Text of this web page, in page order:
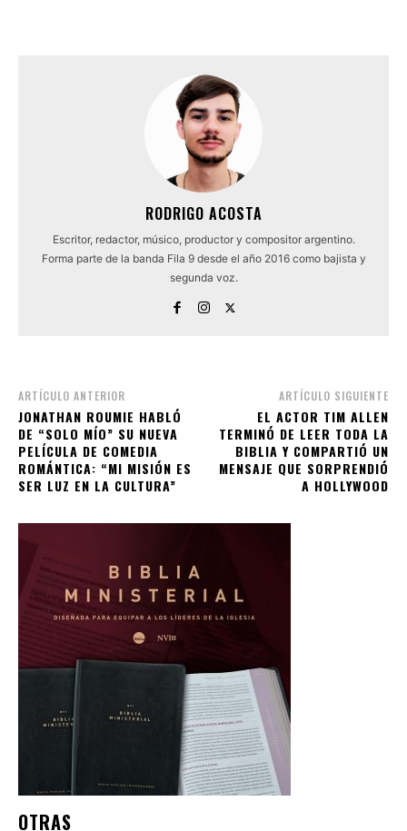
RODRIGO ACOSTA
Escritor, redactor, músico, productor y compositor argentino.
Forma parte de la banda Fila 9 desde el año 2016 como bajista y
segunda voz.
ARTÍCULO ANTERIOR
JONATHAN ROUMIE HABLÓ
DE “SOLO MÍO” SU NUEVA
PELÍCULA DE COMEDIA
ROMÁNTICA: “MI MISIÓN ES
SER LUZ EN LA CULTURA”
ARTÍCULO SIGUIENTE
EL ACTOR TIM ALLEN
TERMINÓ DE LEER TODA LA
BIBLIA Y COMPARTIÓ UN
MENSAJE QUE SORPRENDIÓ
A HOLLYWOOD
OTRAS